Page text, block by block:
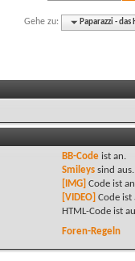
Gehe zu: Paparazzi -
BB-Codeist an.
Smileyssind aus.
[IMG] Code ist an
[VIDEO] Code ist
HTML-Code ist
Foren-Regeln